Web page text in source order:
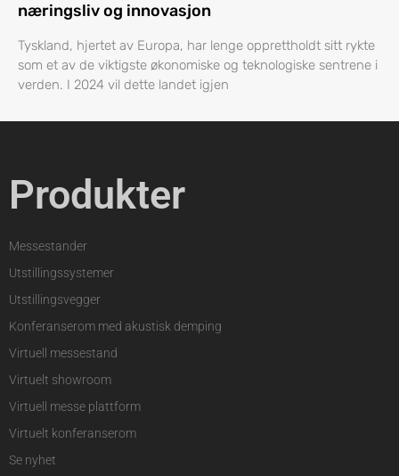
næringsliv og innovasjon
Tyskland, hjertet av Europa, har lenge opprettholdt sitt rykte
som et av de viktigste økonomiske og teknologiske sentrene i
verden. I 2024 vil dette landet igjen
Produkter
Messestander
Utstillingssystemer
Utstillingsvegger
Konferanserom med akustisk demping
Virtuell messestand
Virtuelt showroom
Virtuell messe plattform
Virtuelt konferanserom
Se nyhet